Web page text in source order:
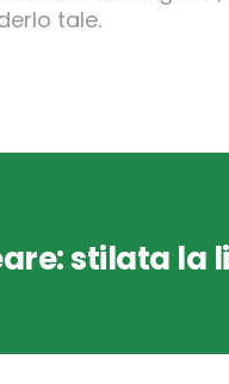
tale.
stilata la